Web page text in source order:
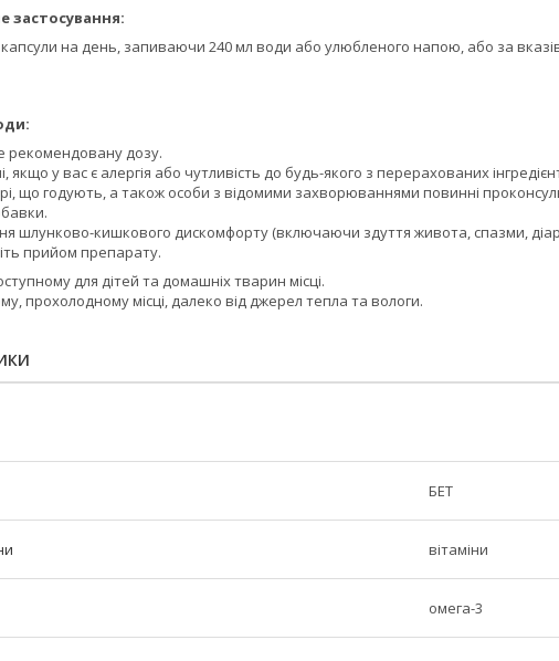
застосування:
на день, запиваючи 240 мл води або улюбленого напою, або за
рекомендовану дозу.
якщо у вас є алергія або чутливість до будь-якого з перерахованих
що годують, а також особи з відомими захворюваннями повинні
шлунково-кишкового дискомфорту (включаючи здуття живота, спазми,
прийом препарату.
для дітей та домашніх тварин місці.
прохолодному місці, далеко від джерел тепла та вологи.
БЕТ
вітаміни
омега-3